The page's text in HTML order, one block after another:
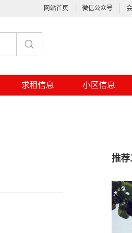
网站首页 微信公众号
求租信息 小区信息
推荐